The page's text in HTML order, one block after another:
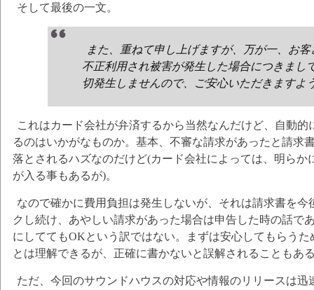
そして最後の一文。
また、重ねて申し上げますが、万が一、お
不正利用され被害が発生した場合につきまし
切発生しませんので、ご安心いただきますよ
これはカード会社が弁済するから当然なんだけど、自動
るのはいかがなものか。基本、不審な請求があったと請求
落とされるハズなのだけど(カード会社によっては、明らか
が入る事もあるが)。
なので確かに費用負担は発生しないが、それは請求書を
クし続け、あやしい請求があった場合は申告した時の話で
にしててもOKという訳ではない。まずは安心してもらう
とは理解できるが、正確に書かないと誤解されることもあ
ただ、今回のサウンドハウスの対応や情報のリリースは